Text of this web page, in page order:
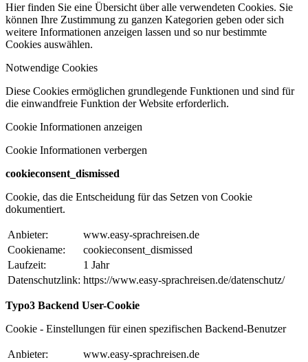
Hier finden Sie eine Übersicht über alle verwendeten Cookies. Sie
können Ihre Zustimmung zu ganzen Kategorien geben oder sich
weitere Informationen anzeigen lassen und so nur bestimmte
Cookies auswählen.
Notwendige Cookies
Diese Cookies ermöglichen grundlegende Funktionen und sind für
die einwandfreie Funktion der Website erforderlich.
Cookie Informationen anzeigen
Cookie Informationen verbergen
cookieconsent_dismissed
Cookie, das die Entscheidung für das Setzen von Cookie
dokumentiert.
Anbieter:
www.easy-sprachreisen.de
Cookiename:
cookieconsent_dismissed
Laufzeit:
1 Jahr
Datenschutzlink: https://www.easy-sprachreisen.de/datenschutz/
Typo3 Backend User-Cookie
Cookie - Einstellungen für einen spezifischen Backend-Benutzer
Anbieter:
www.easy-sprachreisen.de